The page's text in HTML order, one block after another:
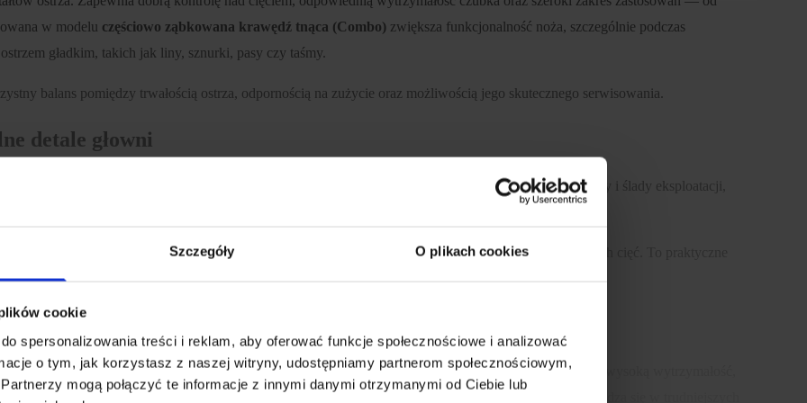
Szczegóły O plikach cookies
cookie
spersonalizowania treści i reklam, aby oferować funkcje społecznościowe i analizować
o tym, jak korzystasz z naszej witryny, udostępniamy partnerom społecznościowym,
mogą połączyć te informacje z innymi danymi otrzymanymi od Ciebie lub
w modelu częściowo ząbkowana krawędź tnąca (Combo) zwiększa funkcjonalność noża, szczególnie podczas
gładkim, takich jak liny, sznurki, pasy czy taśmy.
balans pomiędzy trwałością ostrza, odpornością na zużycie oraz możliwością jego skutecznego serwisowania.
detale głowni
nadającą jej matową, użytkową powierzchnię. Takie wykończenie bardzo dobrze maskuje drobne rysy i ślady eksploatacji,
karbowanie, które poprawia oparcie kciuka i zwiększa kontrolę nad nożem podczas bardziej precyzyjnych cięć. To praktyczne
pracuje w rękawicach, mokrą dłonią lub pod większym obciążeniem.
z najbardziej rozpoznawalnych blokad stosowanych przez Benchmade. Mechanizm ten ceniony jest za wysoką wytrzymałość,
prawo-, jak i leworęczne. Blokada działa pewnie, jest wygodna w codziennym użyciu i dobrze sprawdza się w trudniejszych